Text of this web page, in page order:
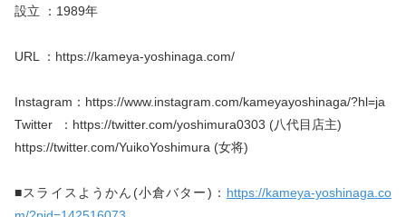
設立 ：1989年
URL ：https://kameya-yoshinaga.com/
Instagram：https://www.instagram.com/kameyayoshinaga/?hl=ja
Twitter  ：https://twitter.com/yoshimura0303 (八代目店主)
https://twitter.com/YuikoYoshimura (女将)
■スライスようかん(小倉バター)： https://kameya-yoshinaga.co